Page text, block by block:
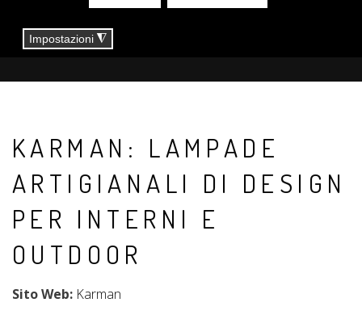
KARMAN: LAMPADE
ARTIGIANALI DI DESIGN
PER INTERNI E
OUTDOOR
Sito Web: Karman